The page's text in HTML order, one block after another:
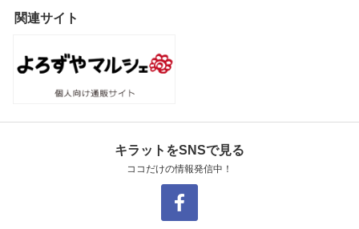
関連サイト
キラットをSNSで見る
ココだけの情報発信中！